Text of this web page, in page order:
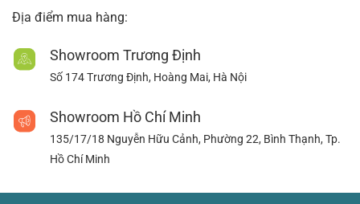
Địa điểm mua hàng:
Showroom Trương Định
Số 174 Trương Định, Hoàng Mai, Hà Nội
Showroom Hồ Chí Minh
135/17/18 Nguyễn Hữu Cảnh, Phường 22, Bình Thạnh, Tp.
Hồ Chí Minh